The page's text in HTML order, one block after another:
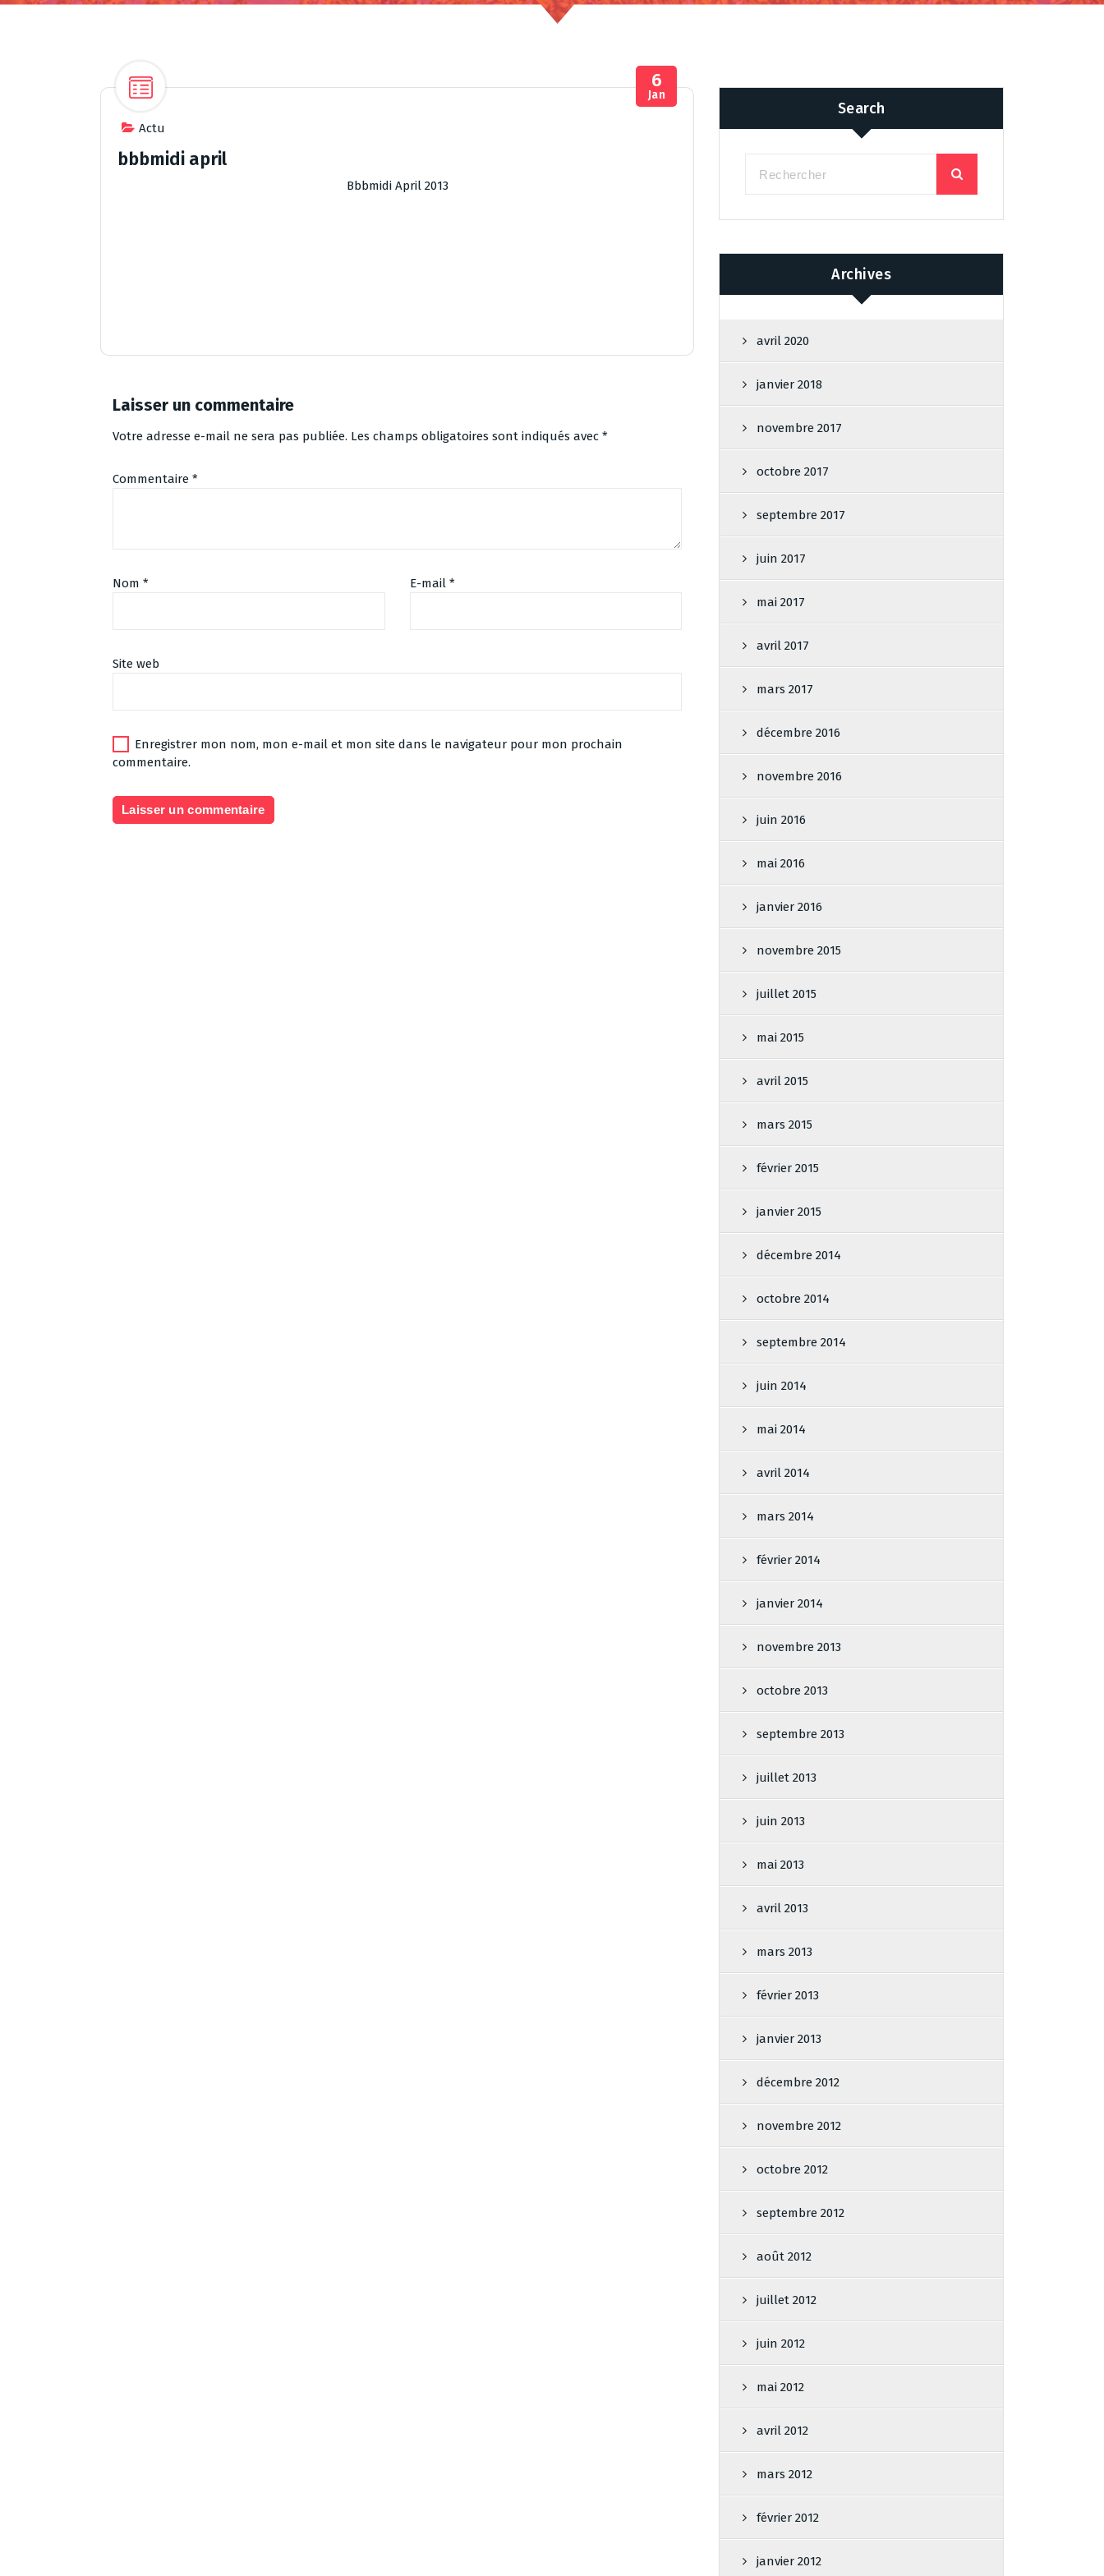
Actu
6
Jan
bbbmidi april
Bbbmidi April 2013
Laisser un commentaire
Votre adresse e-mail ne sera pas publiée. Les champs obligatoires sont indiqués avec *
Commentaire *
Nom * E-mail *
Site web
Enregistrer mon nom, mon e-mail et mon site dans le navigateur pour mon prochain
commentaire.
Search
Archives
avril 2020
janvier 2018
novembre 2017
octobre 2017
septembre 2017
juin 2017
mai 2017
avril 2017
mars 2017
décembre 2016
novembre 2016
juin 2016
mai 2016
janvier 2016
novembre 2015
juillet 2015
mai 2015
avril 2015
mars 2015
février 2015
janvier 2015
décembre 2014
octobre 2014
septembre 2014
juin 2014
mai 2014
avril 2014
mars 2014
février 2014
janvier 2014
novembre 2013
octobre 2013
septembre 2013
juillet 2013
juin 2013
mai 2013
avril 2013
mars 2013
février 2013
janvier 2013
décembre 2012
novembre 2012
octobre 2012
septembre 2012
août 2012
juillet 2012
juin 2012
mai 2012
avril 2012
mars 2012
février 2012
janvier 2012